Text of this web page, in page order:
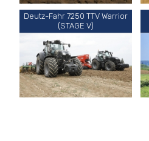
Deutz-Fahr 7250 TTV Warrior
(STAGE V)